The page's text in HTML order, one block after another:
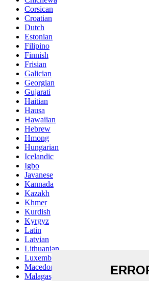
Corsican
Croatian
Dutch
Estonian
Filipino
Finnish
Frisian
Galician
Georgian
Gujarati
Haitian
Hausa
Hawaiian
Hebrew
Hmong
Hungarian
Icelandic
Igbo
Javanese
Kannada
Kazakh
Khmer
Kurdish
Kyrgyz
Latin
Latvian
Lithuanian
Luxembou..
Macedonian
Malagasy